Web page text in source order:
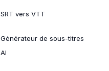
SRT vers VTT
Générateur de sous-titres
AI